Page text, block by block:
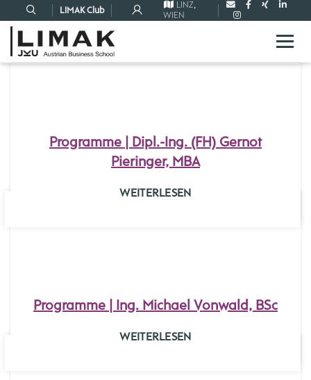
LIMAK Club
LINZ,
WIEN
Programme | Dipl.-Ing. (FH) Gernot
Pieringer, MBA
WEITERLESEN
Programme | Ing. Michael Vonwald, BSc
WEITERLESEN